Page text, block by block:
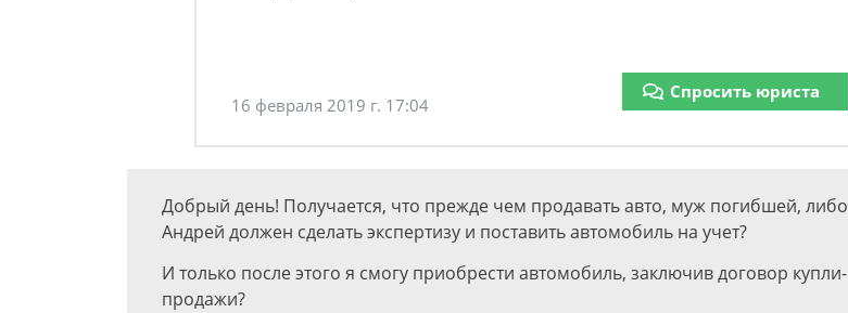
16 февраля 2019 г. 17:04
Спросить юриста
Добрый день! Получается, что прежде чем продавать авто, муж погибшей, либо
Андрей должен сделать экспертизу и поставить автомобиль на учет?
И только после этого я смогу приобрести автомобиль, заключив договор купли-
продажи?